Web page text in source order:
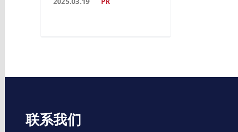
联系我们